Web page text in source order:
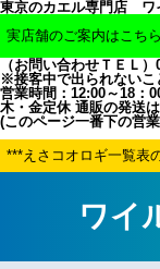
東京のカエル専門店 ワ
（お問い合わせＴＥＬ
※接客中で出られないこ
営業時間：12:00～18：
木・金定休 通販の発送
(このページ一番下の営
ワイ